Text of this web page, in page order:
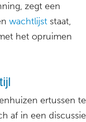
zegt een
wachtlijst staat,
het opruimen
ertussen te
af in een discussie